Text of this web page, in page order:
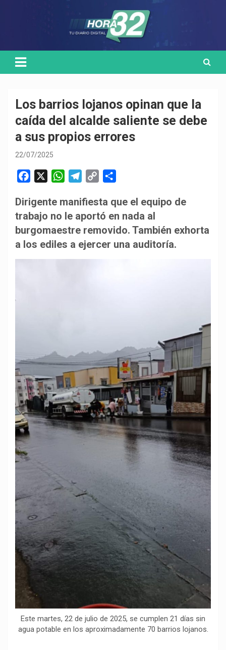
Los barrios lojanos opinan que la
caída del alcalde saliente se debe
a sus propios errores
22/07/2025
c
e
b
o
W
a
t
s
A
l
e
g
r
p
y
L
i
m
p
a
r
Dirigente manifiesta que el equipo de
trabajo no le aportó en nada al
burgomaestre removido. También exhorta
a los ediles a ejercer una auditoría.
Este martes, 22 de julio de 2025, se cumplen 21 días sin
agua potable en los aproximadamente 70 barrios lojanos.